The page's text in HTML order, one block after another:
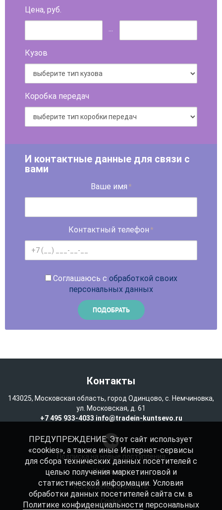
Цена, руб.
...
Кузов
Коробка передач
И контактные данные для связи с
вами
Ваше имя *
Контактный телефон *
Соглашаюсь с обработкой своих
персональных данных
Контакты
143025, Московская область, город Одинцово, с. Немчиновка,
ул. Московская, д. 61
+7 495 933-4033 info@tradein-kuntsevo.ru
Подписка на новые поступления
Избранное
Конфиденциальность
Cookie
ПРЕДУПРЕЖДЕНИЕ: Этот сайт использует
«cookies», а также иные Интернет-сервисы
для сбора технических данных посетителей с
целью получения маркетинговой и
статистической информации. Условия
обработки данных посетителей сайта см. в
Политике конфиденциальностиперсональных